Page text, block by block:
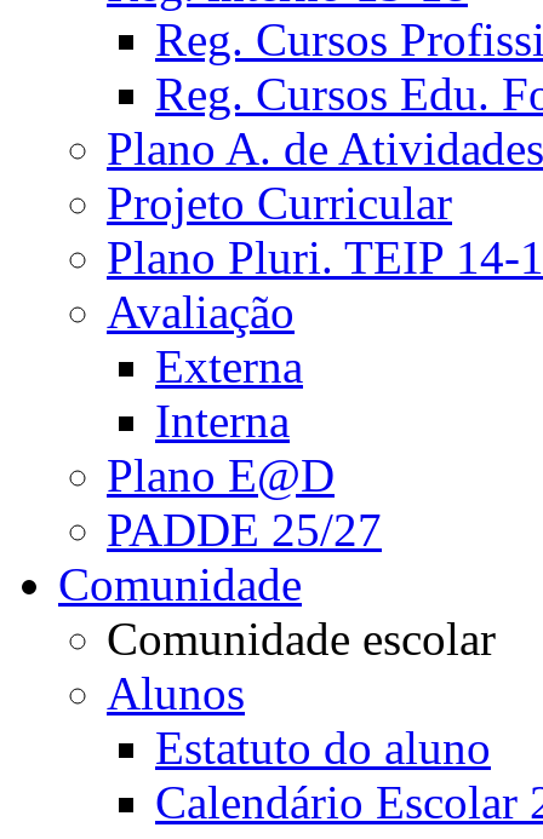
Reg. Cursos
Reg. Cursos Edu.
Plano A. de Atividades
Projeto Curricular
Plano Pluri. TEIP 14-
Avaliação
Externa
Interna
Plano E@D
PADDE 25/27
Comunidade
Comunidade escolar
Alunos
Estatuto do aluno
Calendário Escolar